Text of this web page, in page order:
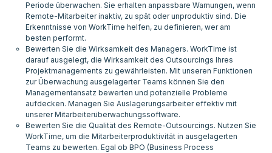
Periode überwachen. Sie erhalten anpassbare Warnungen, wenn
Remote-Mitarbeiter inaktiv, zu spät oder unproduktiv sind. Die
Erkenntnisse von WorkTime helfen, zu definieren, wer am
besten performt.
Bewerten Sie die Wirksamkeit des Managers. WorkTime ist
darauf ausgelegt, die Wirksamkeit des Outsourcings Ihres
Projektmanagements zu gewährleisten. Mit unseren Funktionen
zur Überwachung ausgelagerter Teams können Sie den
Managementansatz bewerten und potenzielle Probleme
aufdecken. Managen Sie Auslagerungsarbeiter effektiv mit
unserer Mitarbeiterüberwachungssoftware.
Bewerten Sie die Qualität des Remote-Outsourcings. Nutzen Sie
WorkTime, um die Mitarbeiterproduktivität in ausgelagerten
Teams zu bewerten. Egal ob BPO (Business Process